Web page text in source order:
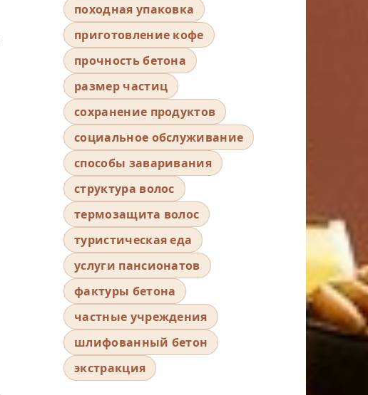
походная упаковка
приготовление кофе
прочность бетона
размер частиц
сохранение продуктов
социальное обслуживание
способы заваривания
структура волос
термозащита волос
туристическая еда
услуги пансионатов
фактуры бетона
частные учреждения
шлифованный бетон
экстракция